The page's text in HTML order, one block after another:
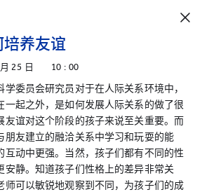
养友谊
25 日 10 : 00
委员会研究员对于在人际关系环境中，
一起之外，是如何发展人际关系的做了很
友谊对这个阶段的孩子来说至关重要。而
朋友建立的融洽关系中学习和玩耍的能
互动中更强。当然，孩子们都有不同的性
安静。知道孩子们性格上的差异非常关
师可以敏锐地观察到不同，为孩子们的成